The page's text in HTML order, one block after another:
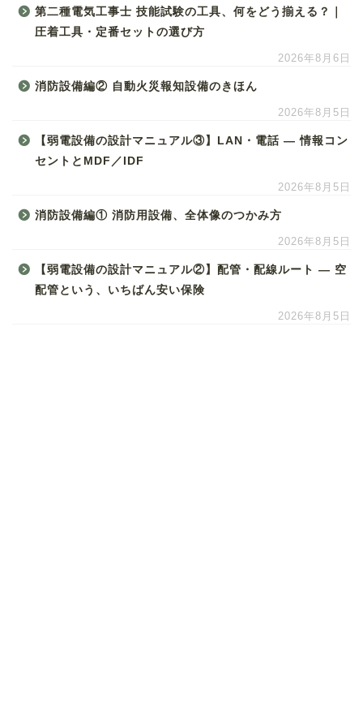
第二種電気工事士 技能試験の工具、何をどう揃える？｜
圧着工具・定番セットの選び方
2026年8月6日
消防設備編② 自動火災報知設備のきほん
2026年8月5日
【弱電設備の設計マニュアル③】LAN・電話 ― 情報コン
セントとMDF／IDF
2026年8月5日
消防設備編① 消防用設備、全体像のつかみ方
2026年8月5日
【弱電設備の設計マニュアル②】配管・配線ルート ― 空
配管という、いちばん安い保険
2026年8月5日